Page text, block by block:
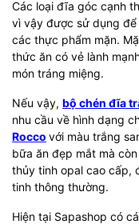
Các loại đĩa góc cạnh
vì vậy được sử dụng
các thực phẩm mặn.
thức ăn có vẻ lành
món tráng miệng.
Nếu vậy, bộ chén đĩa
nhu cầu về hình dạng
Rocco với màu trắng
bữa ăn đẹp mắt mà
thủy tinh opal cao cấp,
tinh thông thường.
Hiện tại Sapashop có